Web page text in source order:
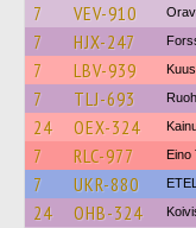
7 VEV-910
7 HJX-247
7 LBV-939
7 TLJ-693
24 OEX-324
7 RLC-977 Eino
7 UKR-880
24 OHB-324